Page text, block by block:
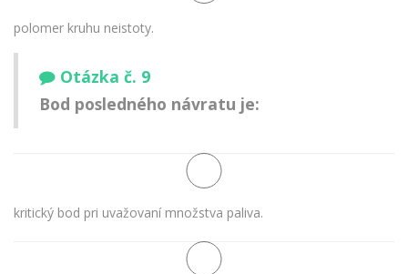
polomer kruhu neistoty.
Otázka č. 9
Bod posledného návratu je:
kritický bod pri uvažovaní množstva paliva.